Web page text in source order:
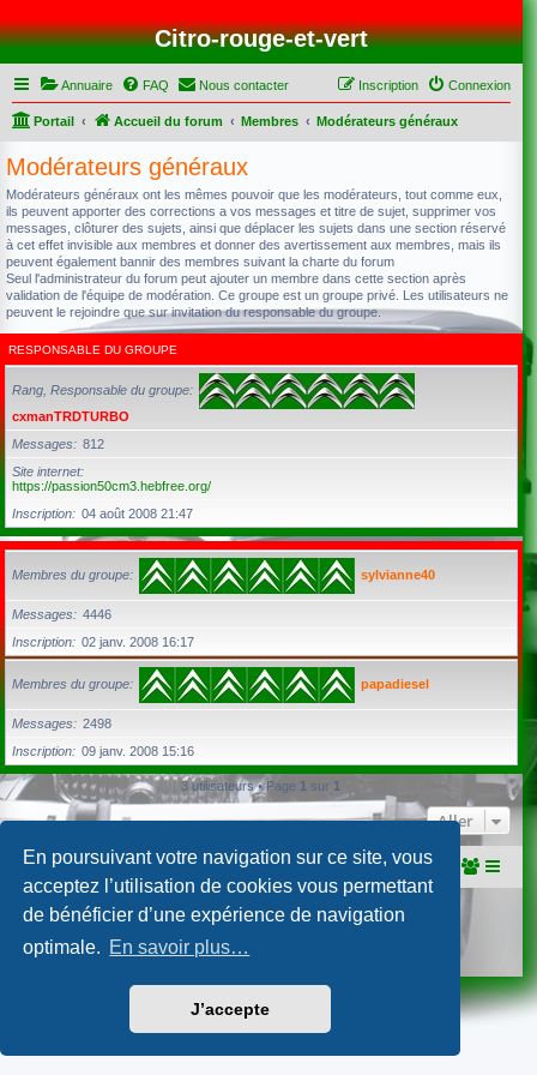
En poursuivant votre navigation sur ce site, vous
acceptez l’utilisation de cookies vous permettant
de bénéficier d’une expérience de navigation
optimale. En savoir plus…
J’accepte
Citro-rouge-et-vert
Annuaire FAQ Nous contacter Connexion
Inscription
Portail Accueil du forum Membres Modérateurs généraux
Modérateurs généraux
Modérateurs généraux ont les mêmes pouvoir que les modérateurs, tout comme eux,
ils peuvent apporter des corrections a vos messages et titre de sujet, supprimer vos
messages, clôturer des sujets, ainsi que déplacer les sujets dans une section réservé
à cet effet invisible aux membres et donner des avertissement aux membres, mais ils
peuvent également bannir des membres suivant la charte du forum
Seul l'administrateur du forum peut ajouter un membre dans cette section après
validation de l'équipe de modération. Ce groupe est un groupe privé. Les utilisateurs ne
peuvent le rejoindre que sur invitation du responsable du groupe.
RESPONSABLE DU GROUPE
Rang, Responsable du groupe
cxmanTRDTURBO
Messages
812
Site internet
https://passion50cm3.hebfree.org/
Inscription
04 août 2008 21:47
Membres du groupe sylvianne40
Messages
4446
Inscription
02 janv. 2008 16:17
Membres du groupe papadiesel
Messages
2498
Inscription
09 janv. 2008 15:16
3 utilisateurs • Page 1 sur 1
Aller
Portail Accueil du forum
Développé par phpBB® Forum Software © phpBB Limited
Confidentialité